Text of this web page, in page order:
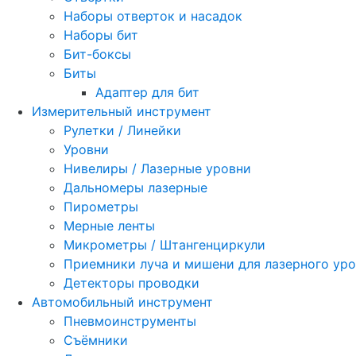
Наборы отверток и насадок
Наборы бит
Бит-боксы
Биты
Адаптер для бит
Измерительный инструмент
Рулетки / Линейки
Уровни
Нивелиры / Лазерные уровни
Дальномеры лазерные
Пирометры
Мерные ленты
Микрометры / Штангенциркули
Приемники луча и мишени для лазерного
Детекторы проводки
Автомобильный инструмент
Пневмоинструменты
Съёмники